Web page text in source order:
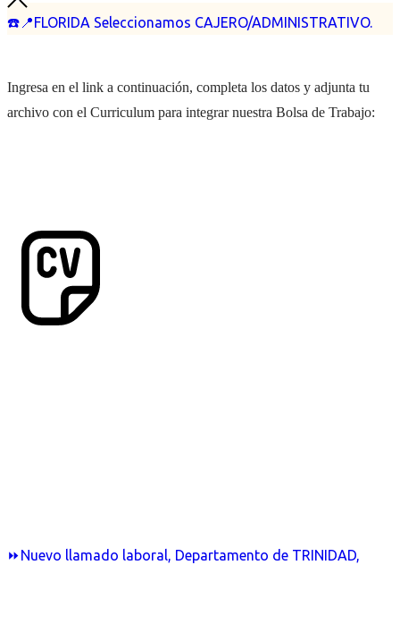
☎️📍FLORIDA Seleccionamos CAJERO/ADMINISTRATIVO.
⏩Nuevo llamado laboral, Departamento de TRINIDAD,
Ingresa en el link a continuación, completa los datos y adjunta tu
archivo con el Curriculum para integrar nuestra Bolsa de Trabajo: